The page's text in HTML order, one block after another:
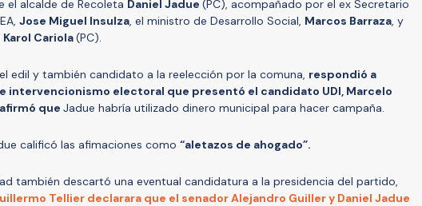
el alcalde de Recoleta Daniel Jadue (PC), acompañado por el ex Secretario
Jose Miguel Insulza, el ministro de Desarrollo Social, Marcos Barraza, y
Karol Cariola(PC).
edil y también candidato a la reelección por la comuna, respondió a
intervencionismo electoral que presentó el candidato UDI, Marcelo
que Jadue habría utilizado dinero municipal para hacer campaña.
calificó las afimaciones como “aletazos de ahogado”.
también descartó una eventual candidatura a la presidencia del partido,
Tellier declarara que el senador Alejandro Guiller y Daniel Jadue